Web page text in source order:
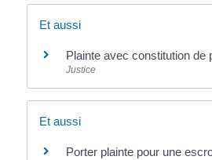
Et aussi
Plainte avec constitution de
Justice
Et aussi
Porter plainte pour une